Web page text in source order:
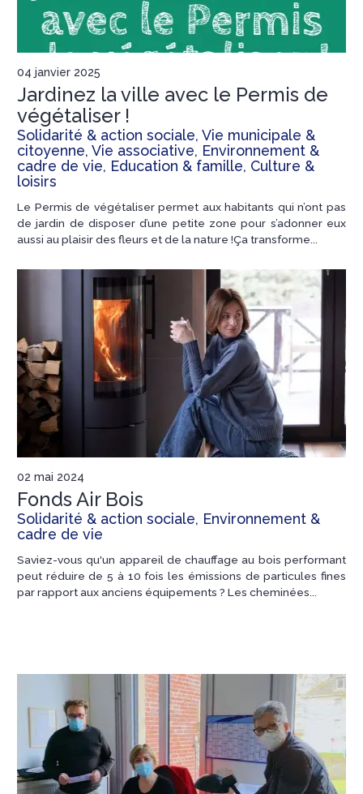
04 janvier 2025
Jardinez la ville avec le Permis de
végétaliser !
Solidarité & action sociale, Vie municipale &
citoyenne, Vie associative, Environnement &
cadre de vie, Education & famille, Culture &
loisirs
Le Permis de végétaliser permet aux habitants qui n’ont pas
de jardin de disposer d’une petite zone pour s’adonner eux
aussi au plaisir des fleurs et de la nature !Ça transforme...
02 mai 2024
Fonds Air Bois
Solidarité & action sociale, Environnement &
cadre de vie
Saviez-vous qu'un appareil de chauffage au bois performant
peut réduire de 5 à 10 fois les émissions de particules fines
par rapport aux anciens équipements ? Les cheminées...